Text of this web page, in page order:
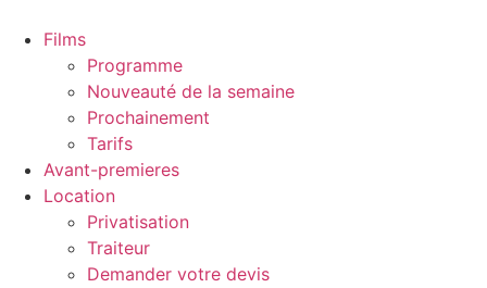
Films
Programme
Nouveauté de la semaine
Prochainement
Tarifs
Avant-premieres
Location
Privatisation
Traiteur
Demander votre devis